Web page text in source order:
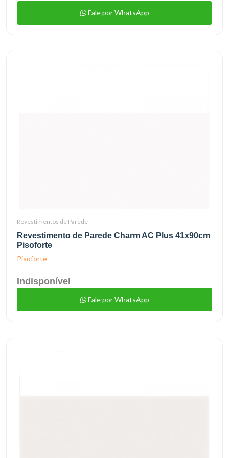
Fale por WhatsApp
Revestimentos de Parede
Revestimento de Parede Charm AC Plus 41x90cm
Pisoforte
Pisoforte
Indisponível
Fale por WhatsApp